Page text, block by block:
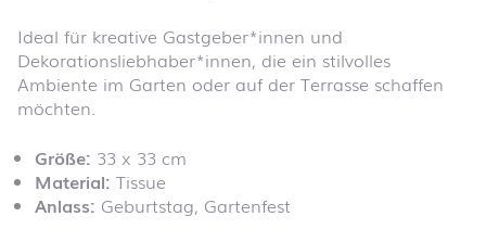
Ideal für kreative Gastgeber*innen und
Dekorationsliebhaber*innen, die ein stilvolles
Ambiente im Garten oder auf der Terrasse schaffen
möchten.
Größe: 33 x 33 cm
Material: Tissue
Anlass: Geburtstag, Gartenfest